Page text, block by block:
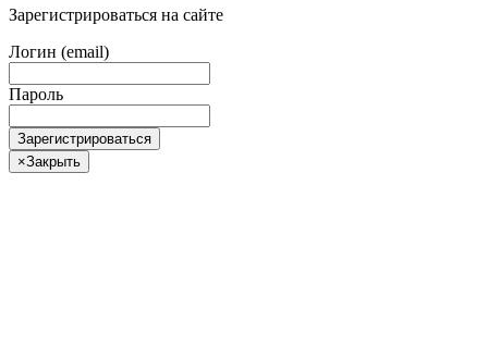
Зарегистрироваться на сайте
Логин (email)
Пароль
Зарегистрироваться
×Закрыть